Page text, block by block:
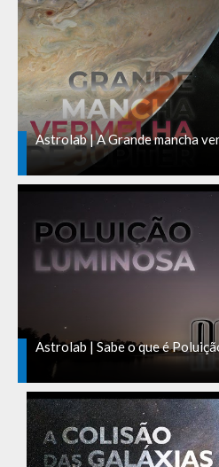
Astrolab | A Grande mancha
Astrolab | Sabe o que é